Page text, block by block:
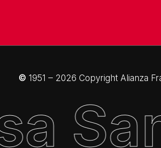
© 1951 – 2026 Copyright Alianza